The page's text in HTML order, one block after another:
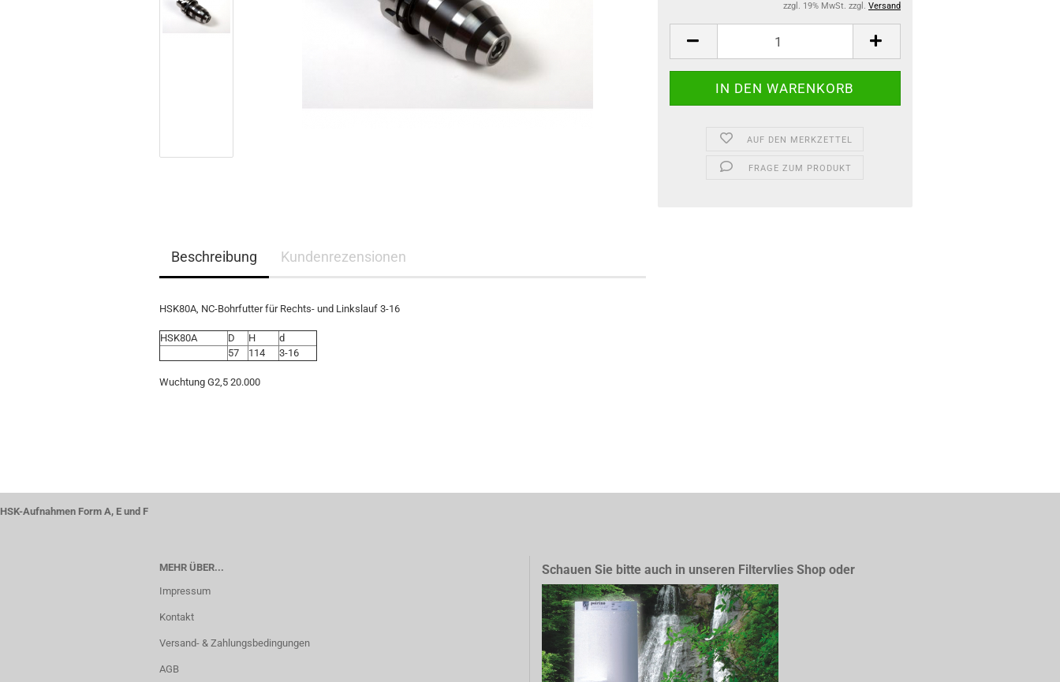
zzgl. 19% MwSt. zzgl. Versand
AUF DEN MERKZETTEL
FRAGE ZUM PRODUKT
Beschreibung Kundenrezensionen
HSK80A, NC-Bohrfutter für Rechts- und Linkslauf 3-16
HSK80A D H
d
57
114 3-16
Wuchtung G2,5 20.000
HSK-Aufnahmen Form A, E und F
MEHR ÜBER...
Impressum
Kontakt
Versand- & Zahlungsbedingungen
AGB
Schauen Sie bitte auch in unseren Filtervlies Shop oder